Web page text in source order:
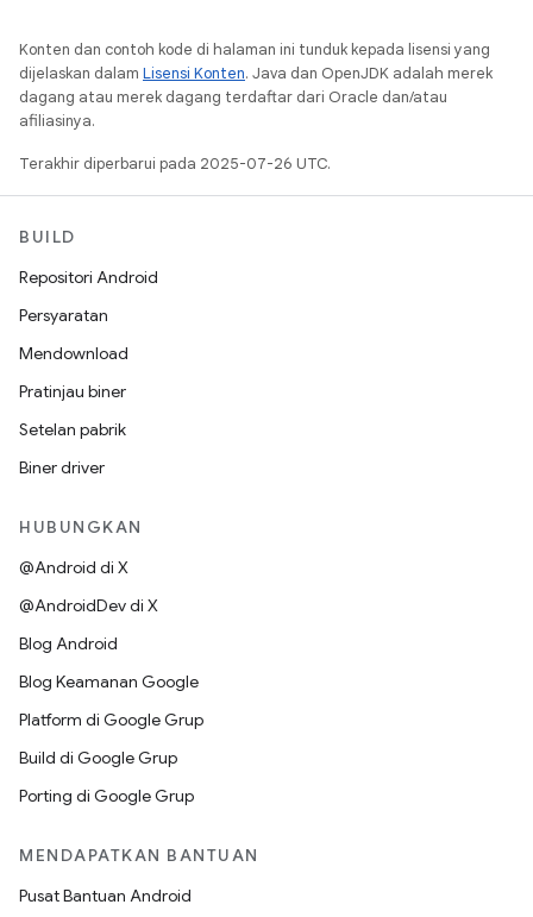
Konten dan contoh kode di halaman ini tunduk kepada lisensi yang
dijelaskan dalam Lisensi Konten. Java dan OpenJDK adalah merek
dagang atau merek dagang terdaftar dari Oracle dan/atau
afiliasinya.
Terakhir diperbarui pada 2025-07-26 UTC.
BUILD
Repositori Android
Persyaratan
Mendownload
Pratinjau biner
Setelan pabrik
Biner driver
HUBUNGKAN
@Android di X
@AndroidDev di X
Blog Android
Blog Keamanan Google
Platform di Google Grup
Build di Google Grup
Porting di Google Grup
MENDAPATKAN BANTUAN
Pusat Bantuan Android